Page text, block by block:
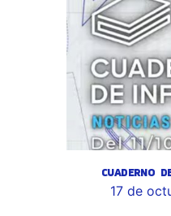
CUADERNO
17 de